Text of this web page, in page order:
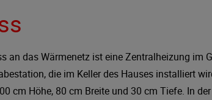
an das Wärmenetz ist eine Zentralheizung im
die im Keller des Hauses installiert
cm Höhe, 80 cm Breite und 30 cm Tiefe. In